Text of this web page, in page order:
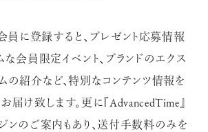
会員に登録すると、プレゼント応募情報
な会員限定イベント、ブランドのエクス
の紹介など、特別なコンテンツ情報を
届け致します。更に『AdvancedTime』
ンのご案内もあり、送付手数料のみを